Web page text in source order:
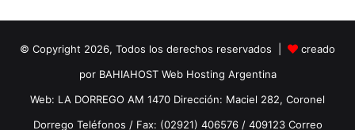
© Copyright 2026, Todos los derechos reservados |
creado
por BAHIAHOST Web Hosting Argentina
Web: LA DORREGO AM 1470 Dirección: Maciel 282, Coronel
Dorrego Teléfonos / Fax: (02921) 406576 / 409123 Correo